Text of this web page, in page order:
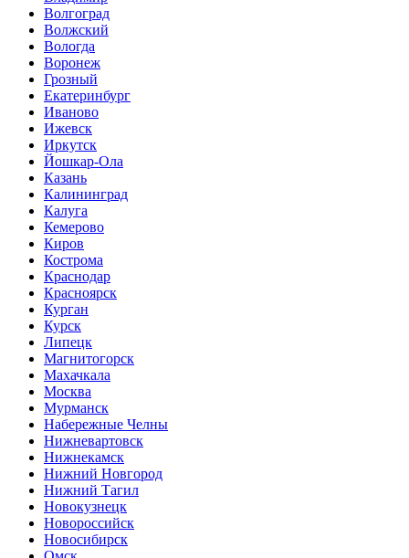
Волгоград
Волжский
Вологда
Воронеж
Грозный
Екатеринбург
Иваново
Ижевск
Иркутск
Йошкар-Ола
Казань
Калининград
Калуга
Кемерово
Киров
Кострома
Краснодар
Красноярск
Курган
Курск
Липецк
Магнитогорск
Махачкала
Москва
Мурманск
Набережные Челны
Нижневартовск
Нижнекамск
Нижний Новгород
Нижний Тагил
Новокузнецк
Новороссийск
Новосибирск